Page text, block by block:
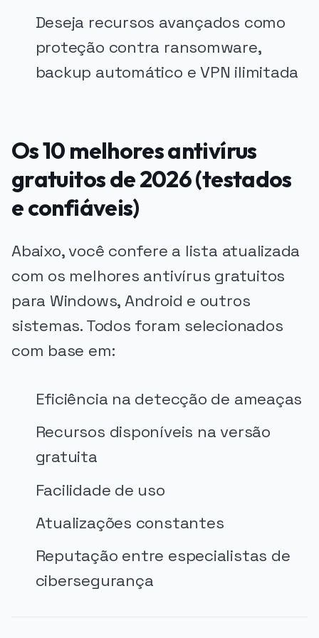
Deseja recursos avançados como
proteção contra ransomware,
backup automático e VPN ilimitada
Os 10 melhores antivírus
gratuitos de 2026 (testados
e confiáveis)
Abaixo, você confere a lista atualizada
com os melhores antivírus gratuitos
para Windows, Android e outros
sistemas. Todos foram selecionados
com base em:
Eficiência na detecção de ameaças
Recursos disponíveis na versão
gratuita
Facilidade de uso
Atualizações constantes
Reputação entre especialistas de
cibersegurança